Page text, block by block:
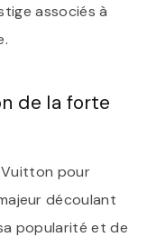
associés à
de la forte
Vuitton pour
découlant
popularité et de